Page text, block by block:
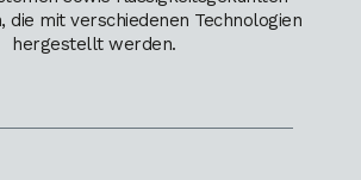
mit verschiedenen Technologien
hergestellt werden.